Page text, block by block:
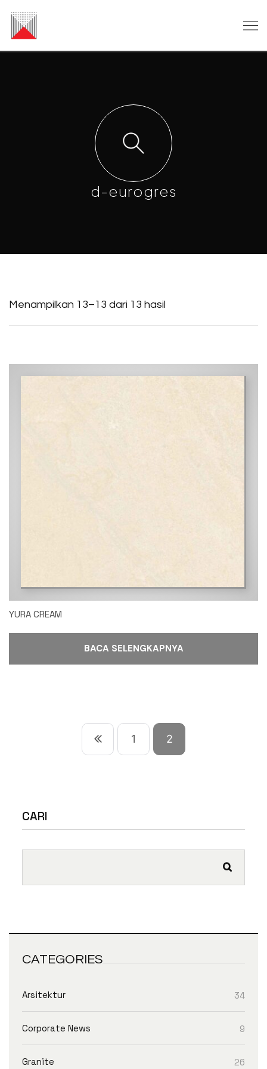
d-eurogres
Menampilkan 13–13 dari 13 hasil
YURA CREAM
BACA SELENGKAPNYA
1 2
CARI
CATEGORIES
Arsitektur 34
Corporate News 9
Granite 26